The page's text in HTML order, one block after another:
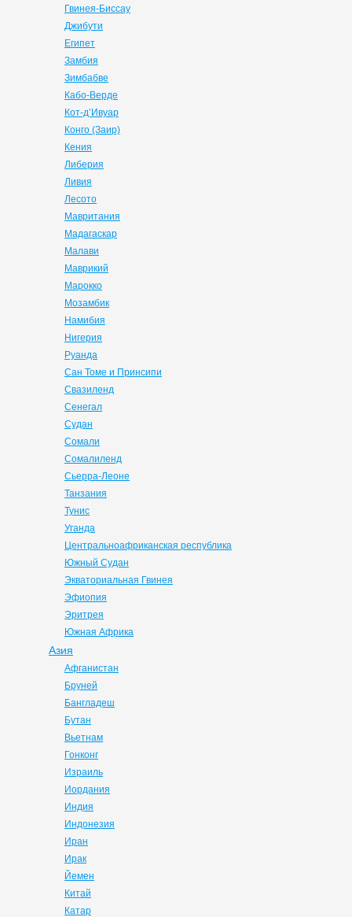
Гвинея-Биссау
Джибути
Египет
Замбия
Зимбабве
Кабо-Верде
Кот-д’Ивуар
Конго (Заир)
Кения
Либерия
Ливия
Лесото
Мавритания
Мадагаскар
Малави
Маврикий
Марокко
Мозамбик
Намибия
Нигерия
Руанда
Сан Томе и Принсипи
Свазиленд
Сенегал
Судан
Сомали
Сомалиленд
Сьерра-Леоне
Танзания
Тунис
Уганда
Центральноафриканская республика
Южный Судан
Экваториальная Гвинея
Эфиопия
Эритрея
Южная Африка
Азия
Афганистан
Бруней
Бангладеш
Бутан
Вьетнам
Гонконг
Израиль
Иордания
Индия
Индонезия
Иран
Ирак
Йемен
Китай
Катар